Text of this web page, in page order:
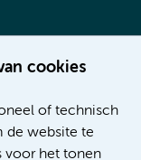
cookies
of technisch
de website te
voor het tonen